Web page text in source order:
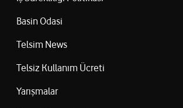
Basin Odasi
Telsim News
Telsiz Kullanım Ücreti
Yarışmalar